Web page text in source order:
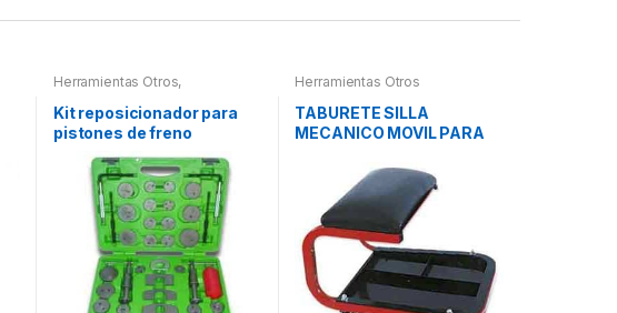
Herramientas Otros,
Refrigeración
Kit reposicionador para
pistones de freno
Herramientas Otros
TABURETE SILLA
MECANICO MOVIL PARA